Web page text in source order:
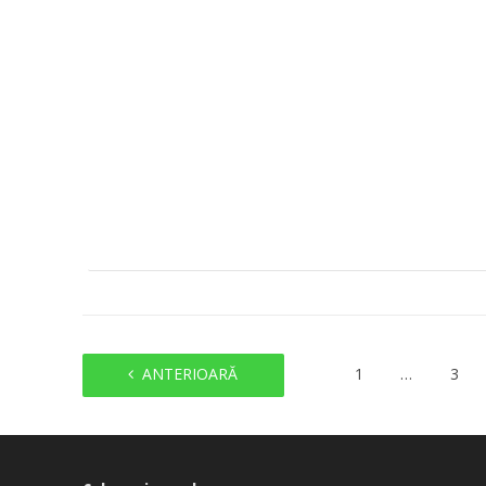
ANTERIOARĂ 1 … 3